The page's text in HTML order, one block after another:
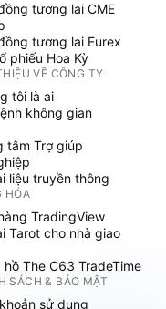
tương lai CME
tương lai Eurex
phiếu Hoa Kỳ
VỀ CÔNG TY
tôi là ai
không gian
tâm Trợ giúp
liệu truyền thông
HÓA
TradingView
Tarot cho nhà giao
The C63 TradeTime
SÁCH & BẢO MẬT
sử dụng